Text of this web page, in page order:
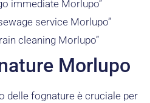
immediate Morlupo”
service Morlupo”
cleaning Morlupo”
Morlupo
delle fognature è cruciale per